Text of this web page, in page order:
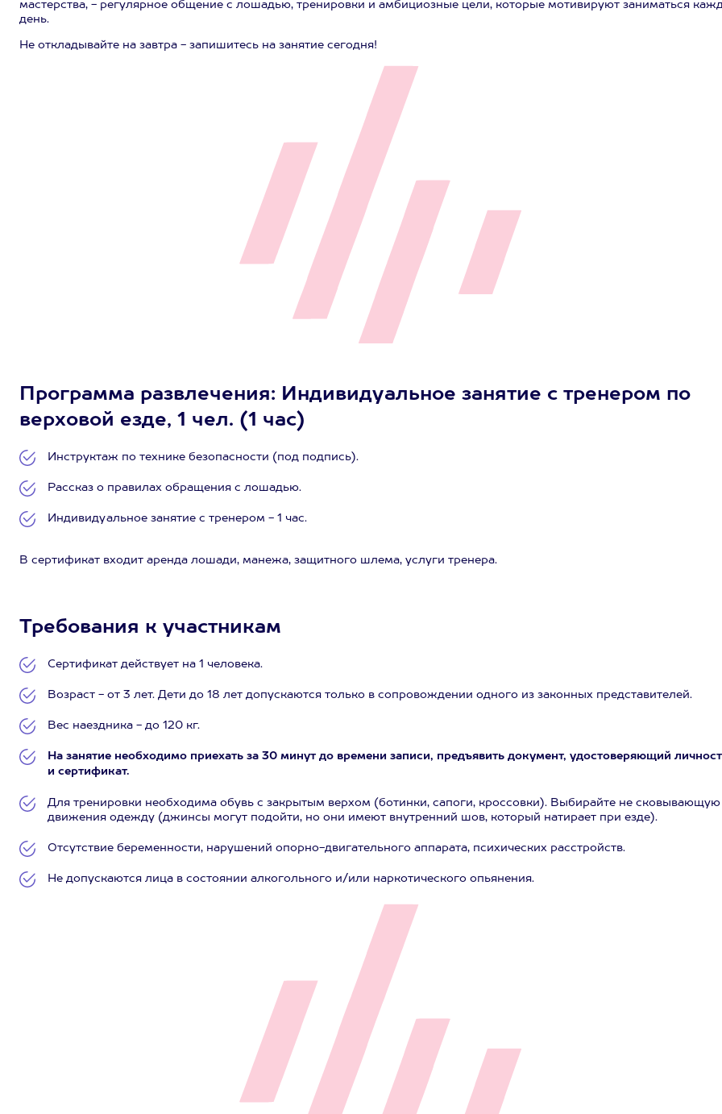
мастерства, - регулярное общение с лошадью, тренировки и амбициозные цели, которые мотивируют заниматься
день.
Не откладывайте на завтра - запишитесь на занятие сегодня!
Программа развлечения: Индивидуальное занятие с тренером по
верховой езде, 1 чел. (1 час)
Инструктаж по технике безопасности (под подпись).
Рассказ о правилах обращения с лошадью.
Индивидуальное занятие с тренером - 1 час.
В сертификат входит аренда лошади, манежа, защитного шлема, услуги тренера.
Требования к участникам
Сертификат действует на 1 человека.
Возраст - от 3 лет. Дети до 18 лет допускаются только в сопровождении одного из законных представителей.
Вес наездника - до 120 кг.
На занятие необходимо приехать за 30 минут до времени записи, предъявить документ, удостоверяющий
и сертификат.
Для тренировки необходима обувь с закрытым верхом (ботинки, сапоги, кроссовки). Выбирайте не сковывающую
движения одежду (джинсы могут подойти, но они имеют внутренний шов, который натирает при езде).
Отсутствие беременности, нарушений опорно-двигательного аппарата, психических расстройств.
Не допускаются лица в состоянии алкогольного и/или наркотического опьянения.